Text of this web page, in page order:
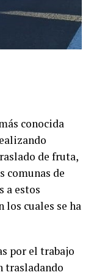
conocida
de fruta,
comunas de
a estos
los cuales se ha
por el trabajo
trasladando